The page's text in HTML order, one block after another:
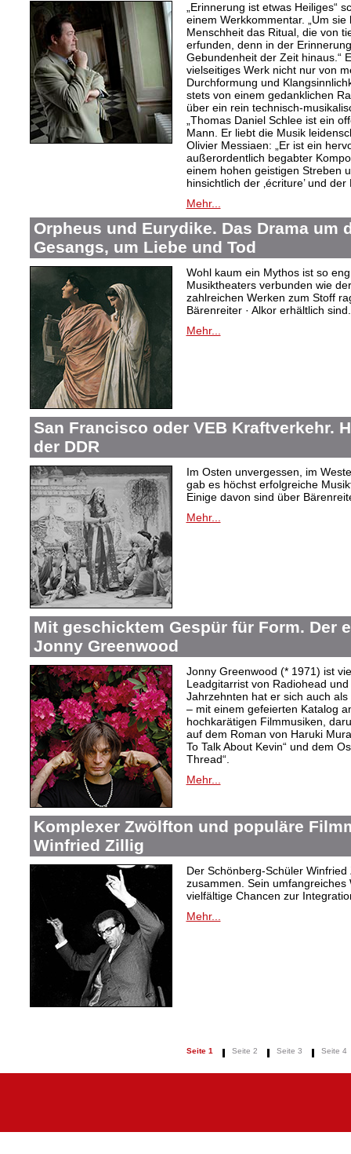
„Erinnerung ist etwas Heiliges“
einem Werkkommentar. „Um
Menschheit das Ritual, die von
erfunden, denn in der
Gebundenheit der Zeit hinaus.“
vielseitiges Werk nicht nur von
Durchformung und
stets von einem gedanklichen
über ein rein technisch-
„Thomas Daniel Schlee ist ein
Mann. Er liebt die Musik
Olivier Messiaen: „Er ist ein
außerordentlich begabter
einem hohen geistigen Streben
hinsichtlich der ‚écriture’ und der
Mehr...
Orpheus und Eurydike. Das Drama um
Gesangs, um Liebe und Tod
Wohl kaum ein Mythos ist so
Musiktheaters verbunden wie
zahlreichen Werken zum Stoff
Bärenreiter · Alkor erhältlich sind.
Mehr...
San Francisco oder VEB Kraftverkehr.
der DDR
Im Osten unvergessen, im
gab es höchst erfolgreiche
Einige davon sind über
Mehr...
Mit geschicktem Gespür für Form. Der
Jonny Greenwood
Jonny Greenwood (* 1971) ist
Leadgitarrist von Radiohead
Jahrzehnten hat er sich auch
– mit einem gefeierten Katalog
hochkarätigen Filmmusiken,
auf dem Roman von Haruki
To Talk About Kevin“ und dem
Thread“.
Mehr...
Komplexer Zwölfton und populäre
Winfried Zillig
Der Schönberg-Schüler
zusammen. Sein
vielfältige Chancen zur
Mehr...
Seite 1 Seite 2 Seite 3 Seite 4